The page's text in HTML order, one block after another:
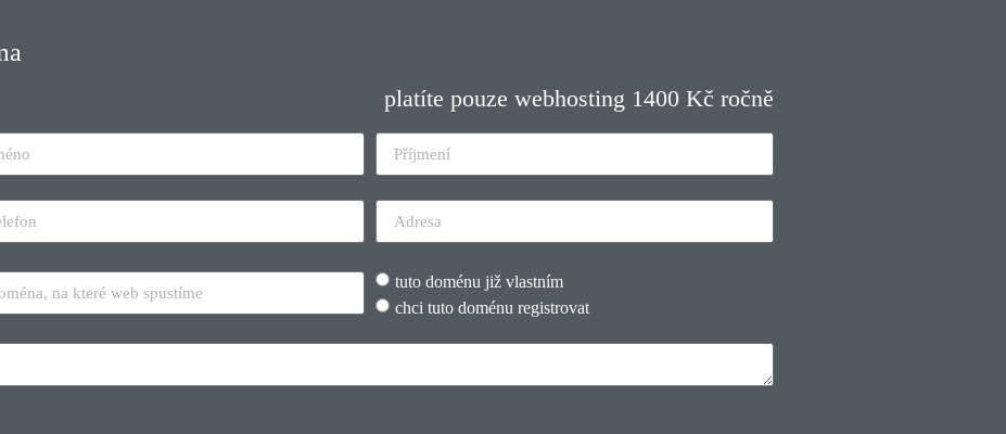
platíte pouze webhosting 1400 Kč ročně
tuto doménu již vlastním
chci tuto doménu registrovat